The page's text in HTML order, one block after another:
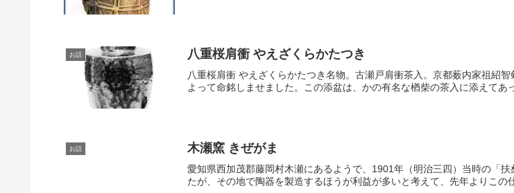
お話 八重桜肩衝 やえざくらかたつき
八重桜肩衝 やえざくらかたつき名物。古瀬戸肩衝茶入。京都薮内家祖紹
よって命銘しませました。この添盆は、かの有名な楢柴の茶入に添えてあ
お話 木瀬窯 きぜがま
愛知県西加茂郡藤岡村木瀬にあるようで、1901年（明治三四）当時の「
たが、その地で陶器を製造するほうが利益が多いと考えて、先年よりこの